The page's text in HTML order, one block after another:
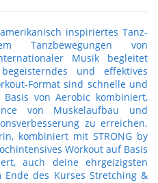
inspiriertes Tanz-
Tanzbewegungen von
Musik begleitet
und effektives
Format sind schnelle und
von Aerobic kombiniert,
von Muskelaufbau und
zu erreichen.
kombiniert mit STRONG by
Workout auf Basis
auch deine ehrgeizigsten
des Kurses Stretching &